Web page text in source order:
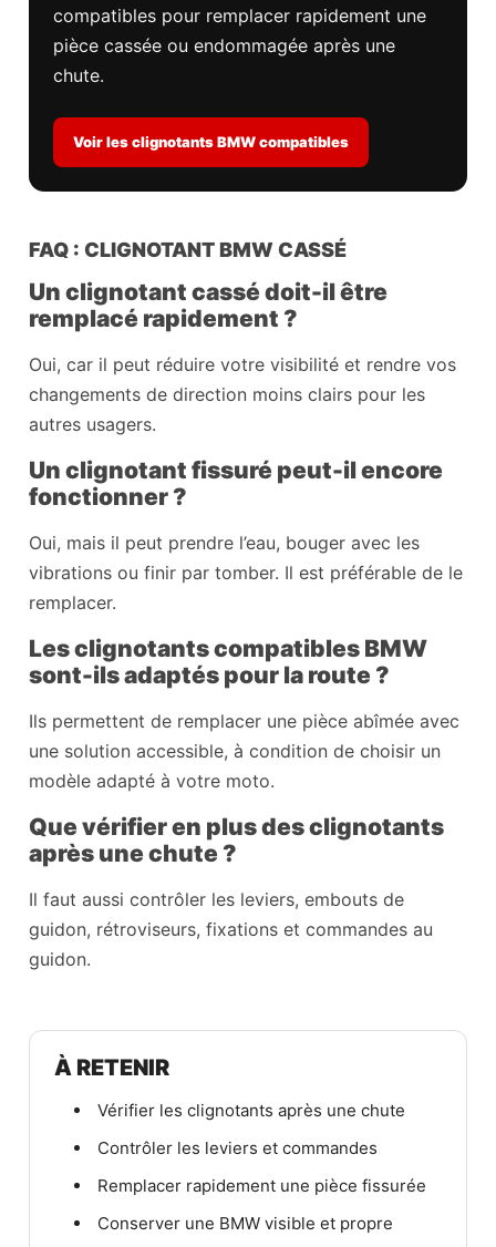
compatibles pour remplacer rapidement une
pièce cassée ou endommagée après une
chute.
Voir les clignotants BMW compatibles
FAQ : CLIGNOTANT BMW CASSÉ
Un clignotant cassé doit-il être
remplacé rapidement ?
Oui, car il peut réduire votre visibilité et rendre vos
changements de direction moins clairs pour les
autres usagers.
Un clignotant fissuré peut-il encore
fonctionner ?
Oui, mais il peut prendre l’eau, bouger avec les
vibrations ou finir par tomber. Il est préférable de le
remplacer.
Les clignotants compatibles BMW
sont-ils adaptés pour la route ?
Ils permettent de remplacer une pièce abîmée avec
une solution accessible, à condition de choisir un
modèle adapté à votre moto.
Que vérifier en plus des clignotants
après une chute ?
Il faut aussi contrôler les leviers, embouts de
guidon, rétroviseurs, fixations et commandes au
guidon.
À RETENIR
Vérifier les clignotants après une chute
Contrôler les leviers et commandes
Remplacer rapidement une pièce fissurée
Conserver une BMW visible et propre